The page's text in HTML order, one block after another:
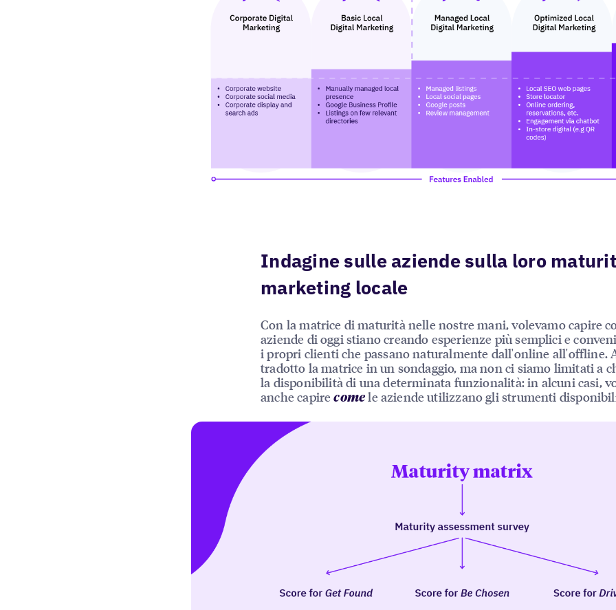
Indagine sulle aziende sulla loro
marketing locale
Con la matrice di maturità nelle nostre mani, volevamo capire
aziende di oggi stiano creando esperienze più semplici e
i propri clienti che passano naturalmente dall'online all'offline.
tradotto la matrice in un sondaggio, ma non ci siamo limitati a
la disponibilità di una determinata funzionalità: in alcuni casi,
anche capirecome le aziende utilizzano gli strumenti